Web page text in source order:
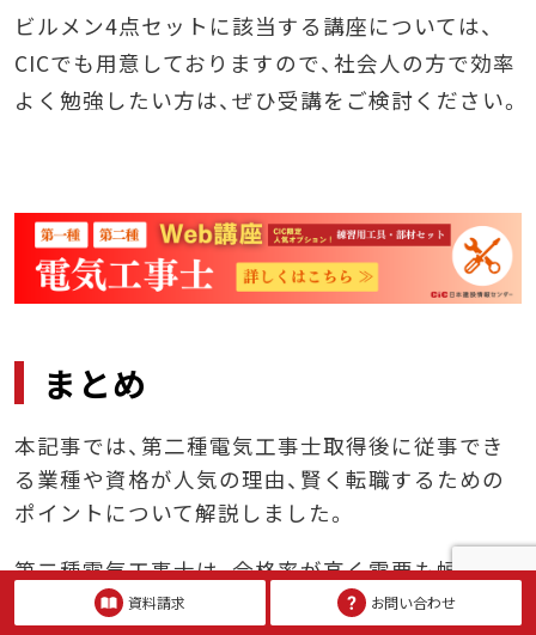
ビルメン4点セットに該当する 講座については、
CICでも用意しておりますので、社会人の方で効率
よく勉強したい方は、ぜひ受講をご検討ください。
まとめ
本記事では、第二種電気工事士取得後に従事でき
る業種や資格が人気の理由、賢く転職するための
ポイントについて解説しました。
第二種電気工事士は、合格率が高く需要も幅広い
人気の資格です。
資料請求 お問い合わせ